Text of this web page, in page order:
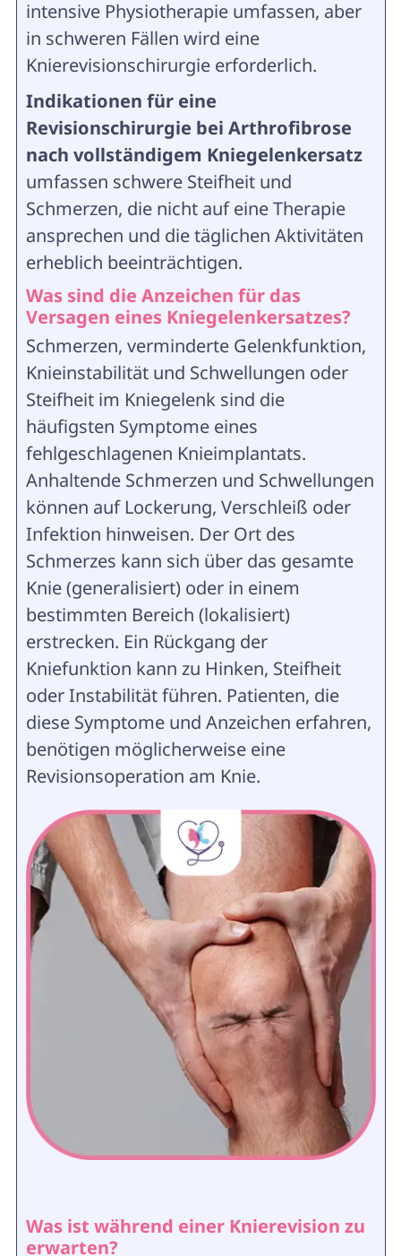
intensive Physiotherapie umfassen, aber
in schweren Fällen wird eine
Knierevisionschirurgie erforderlich.
Indikationen für eine
Revisionschirurgie bei Arthrofibrose
nach vollständigem Kniegelenkersatz
umfassen schwere Steifheit und
Schmerzen, die nicht auf eine Therapie
ansprechen und die täglichen Aktivitäten
erheblich beeinträchtigen.
Was sind die Anzeichen für das
Versagen eines Kniegelenkersatzes?
Schmerzen, verminderte Gelenkfunktion,
Knieinstabilität und Schwellungen oder
Steifheit im Kniegelenk sind die
häufigsten Symptome eines
fehlgeschlagenen Knieimplantats.
Anhaltende Schmerzen und Schwellungen
können auf Lockerung, Verschleiß oder
Infektion hinweisen. Der Ort des
Schmerzes kann sich über das gesamte
Knie (generalisiert) oder in einem
bestimmten Bereich (lokalisiert)
erstrecken. Ein Rückgang der
Kniefunktion kann zu Hinken, Steifheit
oder Instabilität führen. Patienten, die
diese Symptome und Anzeichen erfahren,
benötigen möglicherweise eine
Revisionsoperation am Knie.
Was ist während einer Knierevision zu
erwarten?